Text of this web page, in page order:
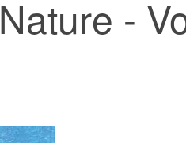
Nature -